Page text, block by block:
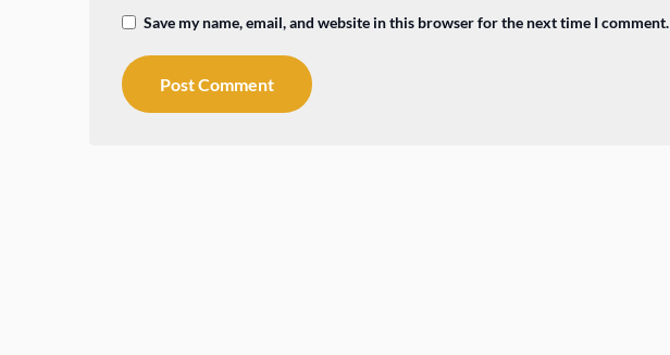
Save my name, email, and website in this browser for the next time I comment.